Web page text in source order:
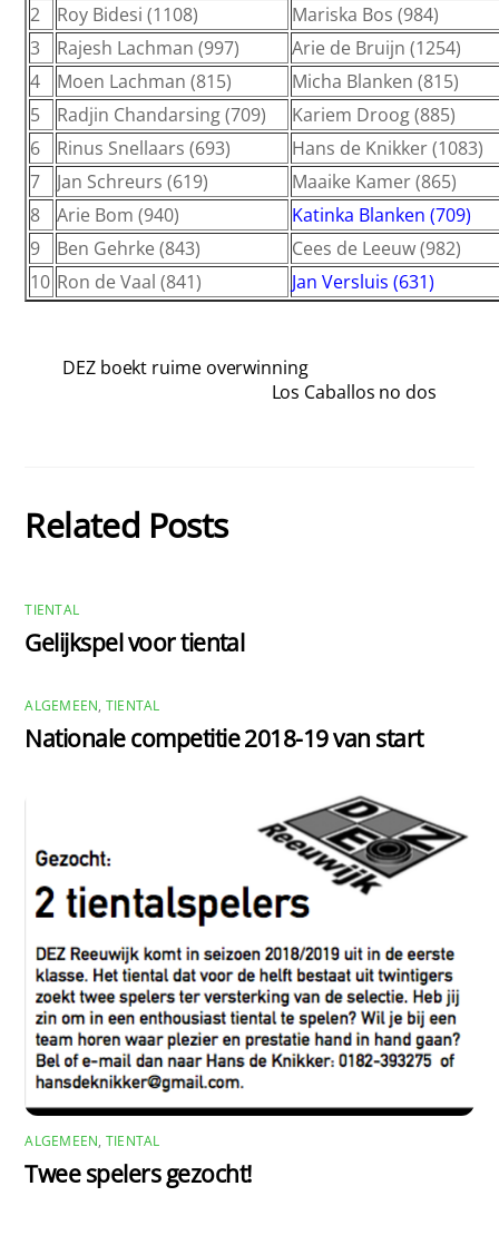
2
Roy Bidesi (1108)
Mariska Bos (984)
3
Rajesh Lachman (997)
Arie de Bruijn (1254)
4
Moen Lachman (815)
Micha Blanken (815)
5
Radjin Chandarsing (709)
Kariem Droog (885)
6
Rinus Snellaars (693)
Hans de Knikker (1083)
7
Jan Schreurs (619)
Maaike Kamer (865)
8
Arie Bom (940)
Katinka Blanken (709)
9
Ben Gehrke (843)
Cees de Leeuw (982)
10 Ron de Vaal (841) Jan Versluis (631)
DEZ boekt ruime overwinning
Los Caballos no dos
Related Posts
TIENTAL
Gelijkspel voor tiental
ALGEMEEN, TIENTAL
Nationale competitie 2018-19 van start
ALGEMEEN, TIENTAL
Twee spelers gezocht!